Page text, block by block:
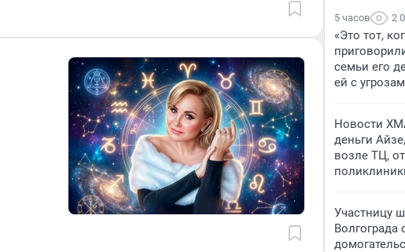
5 часов 2
«Это тот,
семьи его
ей с
Новости
деньги
возле ТЦ,
Участницу
Волгограда